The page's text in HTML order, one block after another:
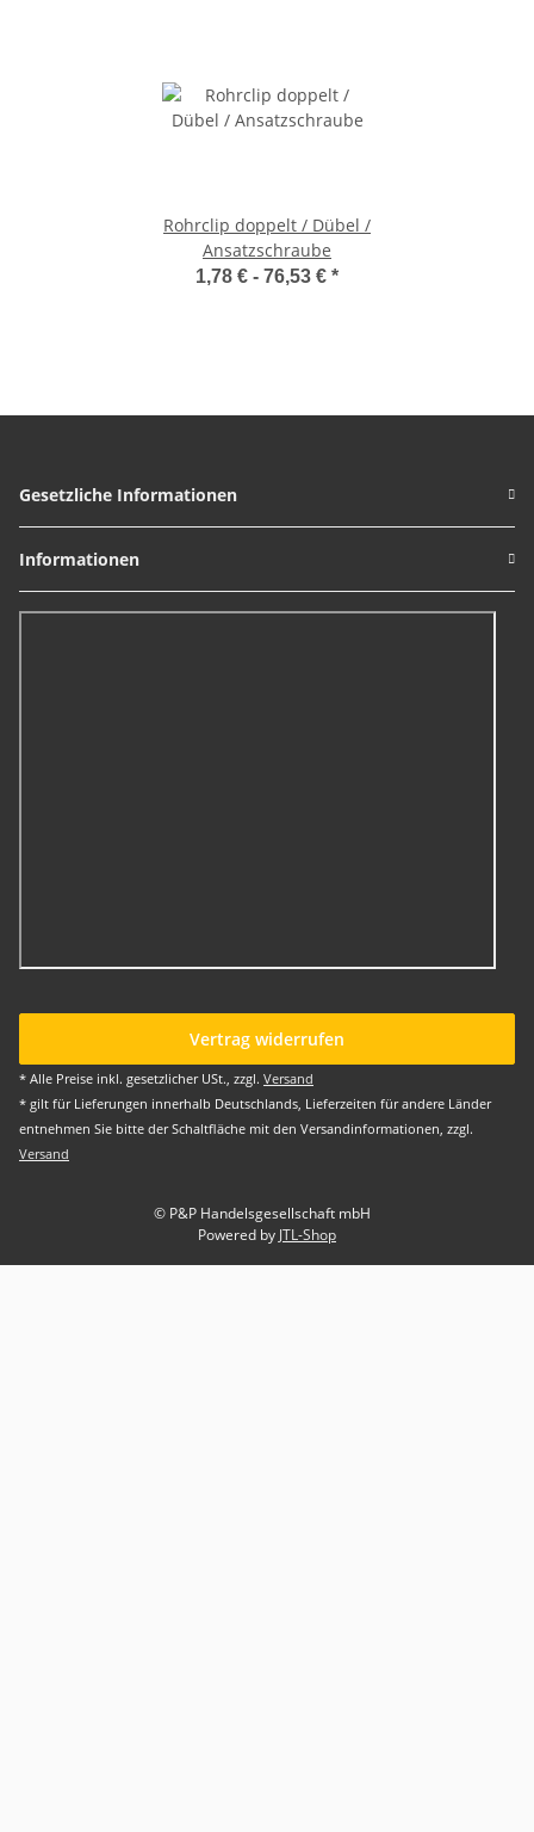
Rohrclip doppelt / Dübel /
Ansatzschraube
1,78 € - 76,53 € *
Gesetzliche Informationen
Informationen
Vertrag widerrufen
* Alle Preise inkl. gesetzlicher USt., zzgl. Versand
* gilt für Lieferungen innerhalb Deutschlands, Lieferzeiten für andere Länder
entnehmen Sie bitte der Schaltfläche mit den Versandinformationen, zzgl.
Versand
© P&P Handelsgesellschaft mbH
Powered by JTL-Shop